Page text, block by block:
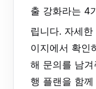
출 강화라는 4
립니다. 자세
이지에서 확인
해 문의를 남
행 플랜을 함